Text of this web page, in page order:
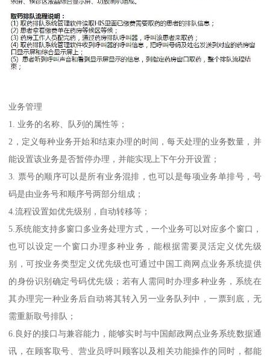
业务管理
1. 业务的名称、队列的属性等；
2，定义每种业务开始和结束办理的时间，每天处理的业务数量，并
能设置该业务是否暂停办理，并能实现上下午分开设置；
3. 票号的顺序可以是所有业务混排，也可以是每项业务单排号，号
码是由业务号和顺序号两部分组成；
4.流程设置如优先级别，自动转移等；
5.系统能支持多窗口多业务处理方式，一个业务可以对应多个窗口，
也可以设定一个窗口办理多种业务，能根据需要灵活定义优先级
别，可按业务类型定义优先级也可通过中国工商网点业务系统提供
的身份识别确定号码优先级；若有人需同时办理多种业务，系统在
其办理完一种业务后自动将其转入另一业务队列中，一票到底，无
需重新取号排队；
6.良好的接口与兼容能力，能够实时与中国邮政网点业务系统数据通
讯，在顾客取号、营业员呼叫顾客以及相关功能操作的同时，都能